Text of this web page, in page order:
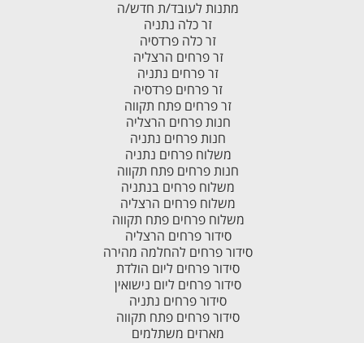
מתנות לעובד/ת חדש/ה
זר כלה נתניה
זר כלה פרדסיה
זר פרחים הרצליה
זר פרחים נתניה
זר פרחים פרדסיה
זר פרחים פתח תקווה
חנות פרחים הרצליה
חנות פרחים נתניה
משלוח פרחים נתניה
חנות פרחים פתח תקווה
משלוח פרחים בנתניה
משלוח פרחים הרצליה
משלוח פרחים פתח תקווה
סידור פרחים הרצליה
סידור פרחים להחלמה מהירה
סידור פרחים ליום הולדת
סידור פרחים ליום נישואין
סידור פרחים נתניה
סידור פרחים פתח תקווה
מארזים משתלמים